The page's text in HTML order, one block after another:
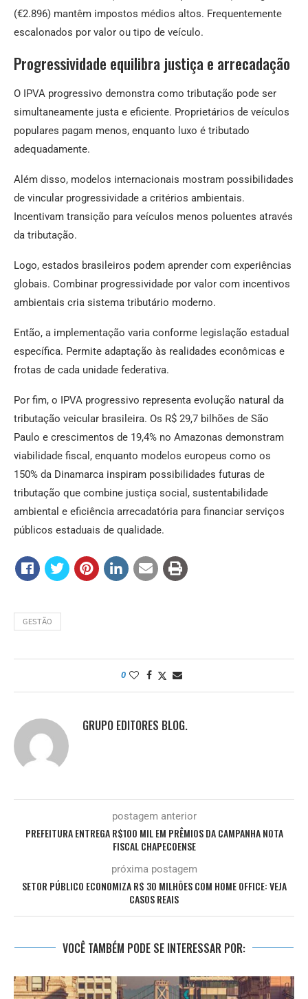
(€2.896) mantêm impostos médios altos. Frequentemente
escalonados por valor ou tipo de veículo.
Progressividade equilibra justiça e arrecadação
O IPVA progressivo demonstra como tributação pode ser
simultaneamente justa e eficiente. Proprietários de veículos
populares pagam menos, enquanto luxo é tributado
adequadamente.
Além disso, modelos internacionais mostram possibilidades
de vincular progressividade a critérios ambientais.
Incentivam transição para veículos menos poluentes através
da tributação.
Logo, estados brasileiros podem aprender com experiências
globais. Combinar progressividade por valor com incentivos
ambientais cria sistema tributário moderno.
Então, a implementação varia conforme legislação estadual
específica. Permite adaptação às realidades econômicas e
frotas de cada unidade federativa.
Por fim, o IPVA progressivo representa evolução natural da
tributação veicular brasileira. Os R$ 29,7 bilhões de São
Paulo e crescimentos de 19,4% no Amazonas demonstram
viabilidade fiscal, enquanto modelos europeus como os
150% da Dinamarca inspiram possibilidades futuras de
tributação que combine justiça social, sustentabilidade
ambiental e eficiência arrecadatória para financiar serviços
públicos estaduais de qualidade.
GESTÃO
0
GRUPO EDITORES BLOG.
postagem anterior
PREFEITURA ENTREGA R$100 MIL EM PRÊMIOS DA CAMPANHA NOTA
FISCAL CHAPECOENSE
próxima postagem
SETOR PÚBLICO ECONOMIZA R$ 30 MILHÕES COM HOME OFFICE: VEJA
CASOS REAIS
VOCÊ TAMBÉM PODE SE INTERESSAR POR: